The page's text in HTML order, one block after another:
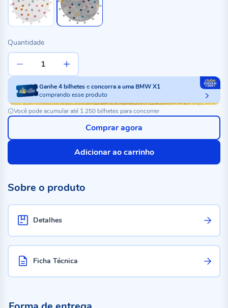
Quantidade
Ganhe4bilheteseconcorra a uma BMW X1
comprando esse produto
Você pode acumular até 1.250 bilhetes para concorrer
Adicionar ao carrinho
Comprar agora
Sobre o produto
Detalhes
Ficha Técnica